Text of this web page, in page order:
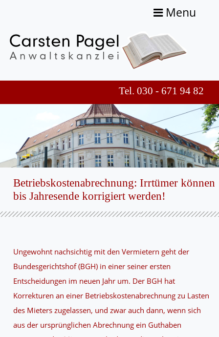
Menu
Tel. 030 - 671 94 82
Betriebskostenabrechnung: Irrtümer können
bis Jahresende korrigiert werden!
Ungewohnt nachsichtig mit den Vermietern geht der
Bundesgerichtshof (BGH) in einer seiner ersten
Entscheidungen im neuen Jahr um. Der BGH hat
Korrekturen an einer Betriebskostenabrechnung zu Lasten
des Mieters zugelassen, und zwar auch dann, wenn sich
aus der ursprünglichen Abrechnung ein Guthaben